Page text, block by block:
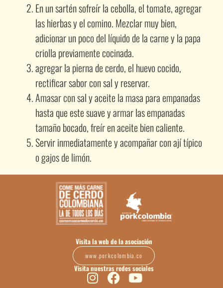
En un sartén sofreír la cebolla, el tomate, agregar
las hierbas y el comino. Mezclar muy bien,
adicionar un poco del líquido de la carne y la papa
criolla previamente cocinada.
agregar la pierna de cerdo, el huevo cocido,
rectificar sabor con sal y reservar.
Amasar con sal y aceite la masa para empanadas
hasta que este suave y armar las empanadas
tamaño bocado, freír en aceite bien caliente.
Servir inmediatamente y acompañar con ají típico
o gajos de limón.
Visita la web de la asociación
www.porkcolombia.co
Visita nuestras redes sociales